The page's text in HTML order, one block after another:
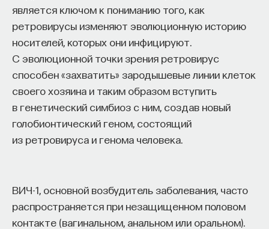
является ключом к пониманию того, как
ретровирусы изменяют эволюционную историю
носителей, которых они инфицируют.
С эволюционной точки зрения ретровирус
способен «захватить» зародышевые линии клеток
своего хозяина и таким образом вступить
в генетический симбиоз с ним, создав новый
голобионтический геном, состоящий
из ретровируса и генома человека.
ВИЧ-1, основной возбудитель заболевания, часто
распространяется при незащищенном половом
контакте (вагинальном, анальном или оральном).